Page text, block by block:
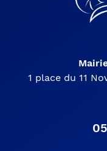
1 place du 11